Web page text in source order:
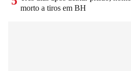
morto a tiros em BH